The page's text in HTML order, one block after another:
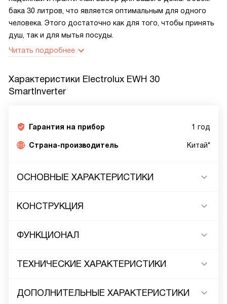
бака 30 литров, что является оптимальным для одного
человека. Этого достаточно как для того, чтобы принять
душ, так и для мытья посуды.
Читать подробнее
Характеристики Electrolux EWH 30
SmartInverter
Гарантия на прибор 1 год
Страна-производитель Китай*
ОСНОВНЫЕ ХАРАКТЕРИСТИКИ
КОНСТРУКЦИЯ
ФУНКЦИОНАЛ
ТЕХНИЧЕСКИЕ ХАРАКТЕРИСТИКИ
ДОПОЛНИТЕЛЬНЫЕ ХАРАКТЕРИСТИКИ